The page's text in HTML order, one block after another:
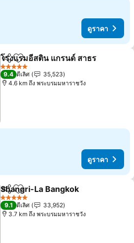
ดูราคา
แชร์ เพิ่มในรายการโปรด
โรงแรมอีสติน แกรนด์ สาธร
5 ดาว
9.4 ดีเลิศ
35,523
4.6 km ถึง พระบรมมหาราชวัง
ดูราคา
แชร์ เพิ่มในรายการโปรด
Shangri-La Bangkok
5 ดาว
9.1 ดีเลิศ
33,952
3.7 km ถึง พระบรมมหาราชวัง